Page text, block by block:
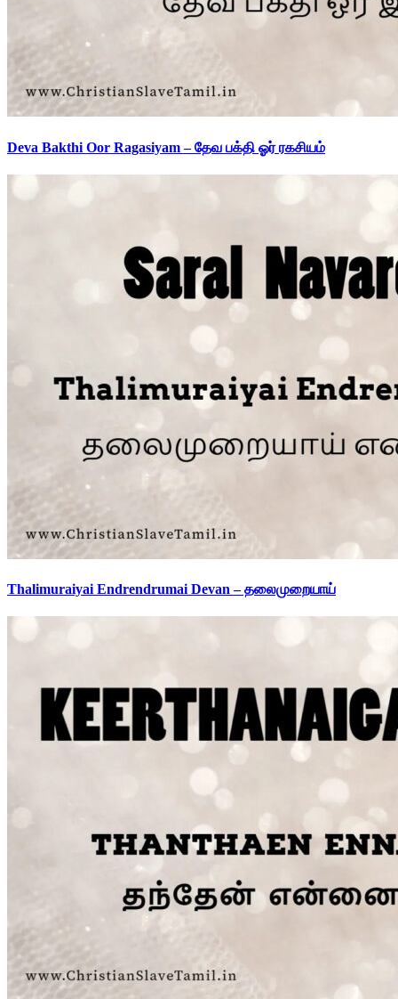
Deva Bakthi Oor Ragasiyam – தேவ பக்தி ஓர் ரகசியம்
Thalimuraiyai Endrendrumai Devan – தலைமுறையாய்